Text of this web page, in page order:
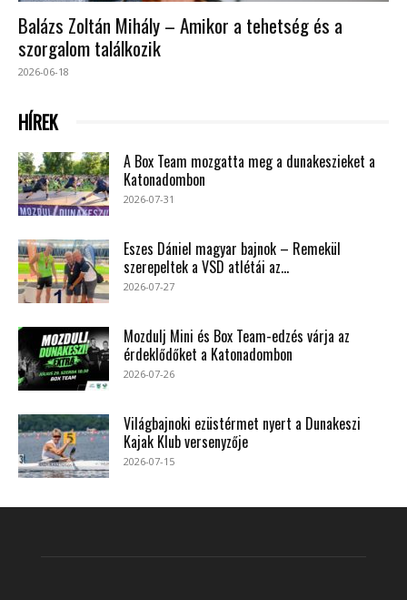
Balázs Zoltán Mihály – Amikor a tehetség és a
szorgalom találkozik
2026-06-18
HÍREK
A Box Team mozgatta meg a dunakeszieket a
Katonadombon
2026-07-31
Eszes Dániel magyar bajnok – Remekül
szerepeltek a VSD atlétái az...
2026-07-27
Mozdulj Mini és Box Team-edzés várja az
érdeklődőket a Katonadombon
2026-07-26
Világbajnoki ezüstérmet nyert a Dunakeszi
Kajak Klub versenyzője
2026-07-15